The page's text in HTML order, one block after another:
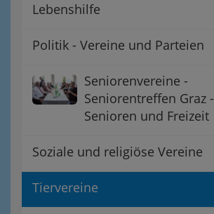
Lebenshilfe
Politik - Vereine und Parteien
Seniorenvereine -
Seniorentreffen Graz -
Senioren und Freizeit
Soziale und religiöse Vereine
Tiervereine